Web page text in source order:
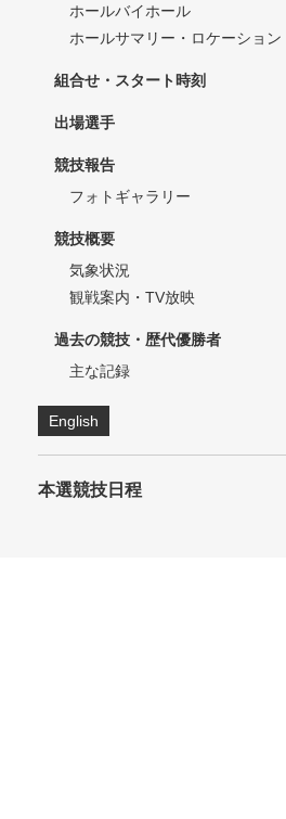
ホールバイホール
ホールサマリー・ロケーション
組合せ・スタート時刻
出場選手
競技報告
フォトギャラリー
競技概要
気象状況
観戦案内・TV放映
過去の競技・歴代優勝者
主な記録
English
本選競技日程